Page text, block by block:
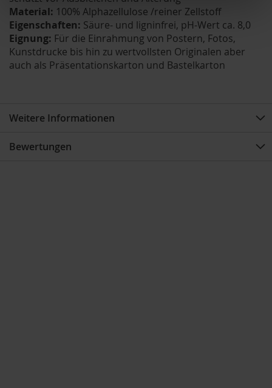
Material: 100% Alphazellulose /reiner Zellstoff
Eigenschaften: Säure- und ligninfrei, pH-Wert ca. 8,0
Eignung: Für die Einrahmung von Postern, Fotos,
Kunstdrucke bis hin zu wertvollsten Originalen aber
auch als Präsentationskarton und Bastelkarton
Weitere Informationen
Bewertungen